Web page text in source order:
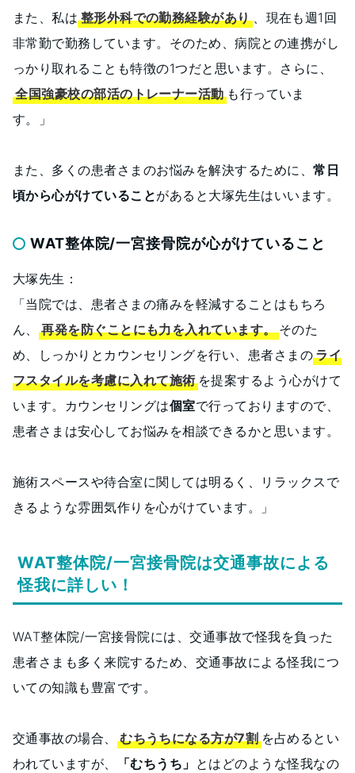
また、私は整形外科での勤務経験があり 、現在も週1回
非常勤で勤務しています。そのため、病院との連携がし
っかり取れることも特徴の1つだと思います。さらに、
全国強豪校の部活のトレーナー活動 も行っていま
す。」
また、多くの患者さまのお悩みを解決するために、常日
頃から心がけていることがあると大塚先生はいいます。
WAT整体院/一宮接骨院が心がけていること
大塚先生：
「当院では、患者さまの痛みを軽減することはもちろ
ん、
再発を防ぐことにも力を入れています。そのた
め、しっかりとカウンセリングを行い、患者さまのライ
フスタイルを考慮に入れて施術を提案するよう心がけて
います。カウンセリングは個室で行っておりますので、
患者さまは安心してお悩みを相談できるかと思います。
施術スペースや待合室に関しては明るく、リラックスで
きるような雰囲気作りを心がけています。」
WAT整体院/一宮接骨院は交通事故による
怪我に詳しい！
WAT整体院/一宮接骨院には、交通事故で怪我を負った
患者さまも多く来院するため、交通事故による怪我につ
いての知識も豊富です。
交通事故の場合、 むちうちになる方が7割を占めるとい
われていますが、
「むちうち」 とはどのような怪我なの